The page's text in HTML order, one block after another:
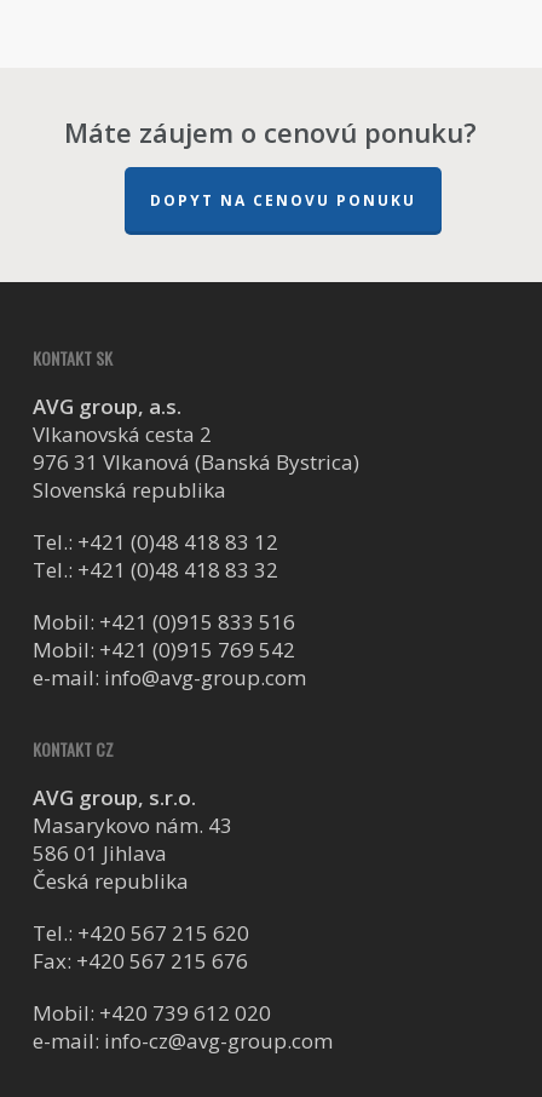
Máte záujem o cenovú ponuku?
DOPYT NA CENOVU PONUKU
KONTAKT SK
AVG group, a.s.
Vlkanovská cesta 2
976 31 Vlkanová (Banská Bystrica)
Slovenská republika
Tel.: +421 (0)48 418 83 12
Tel.: +421 (0)48 418 83 32
Mobil: +421 (0)915 833 516
Mobil: +421 (0)915 769 542
e-mail: info@avg-group.com
KONTAKT CZ
AVG group, s.r.o.
Masarykovo nám. 43
586 01 Jihlava
Česká republika
Tel.: +420 567 215 620
Fax: +420 567 215 676
Mobil: +420 739 612 020
e-mail: info-cz@avg-group.com